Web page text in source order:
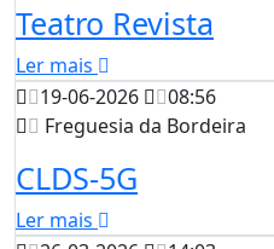
Teatro Revista
Ler mais
19-06-2026
08:56
Freguesia da Bordeira
CLDS-5G
Ler mais